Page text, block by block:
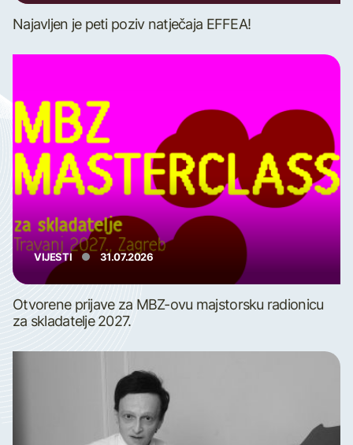
Najavljen je peti poziv natječaja EFFEA!
VIJESTI 31.07.2026
Otvorene prijave za MBZ-ovu majstorsku radionicu
za skladatelje 2027.